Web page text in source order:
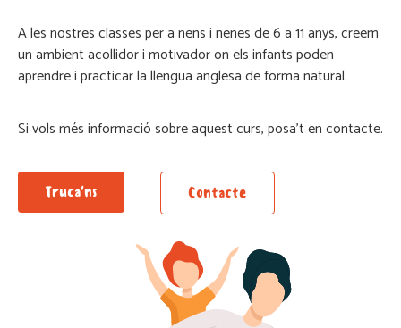
A les nostres classes per a nens i nenes de 6 a 11 anys, creem
un ambient acollidor i motivador on els infants poden
aprendre i practicar la llengua anglesa de forma natural.
Si vols més informació sobre aquest curs, posa’t en contacte.
Truca'ns Contacte